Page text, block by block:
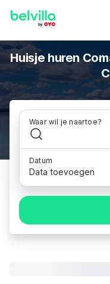
Huisje huren
Waar wil je naartoe?
Datum
Data toevoegen